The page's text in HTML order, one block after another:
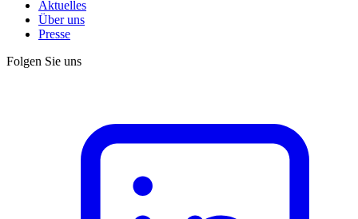
Aktuelles
Über uns
Presse
Folgen Sie uns